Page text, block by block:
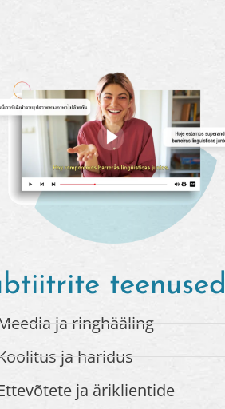
teenused
ja ringhääling
ja haridus
ja äriklientide